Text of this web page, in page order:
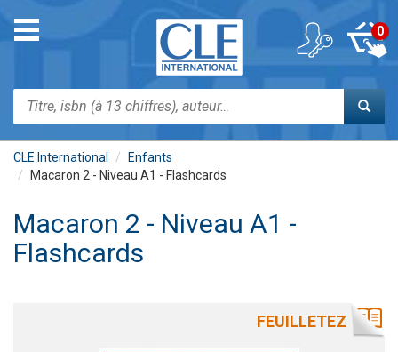
contenu
Toggle
navigation
Rechercher
0
CLE International
Enfants
Macaron 2 - Niveau A1 - Flashcards
Macaron 2 - Niveau A1 -
Flashcards
FEUILLETEZ